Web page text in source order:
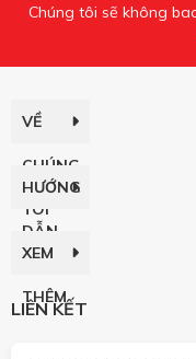
Chúng tôi sẽ không
VỀ
CHÚNG
TÔI
HƯỚNG
DẪN
XEM
THÊM
LIÊN KẾT